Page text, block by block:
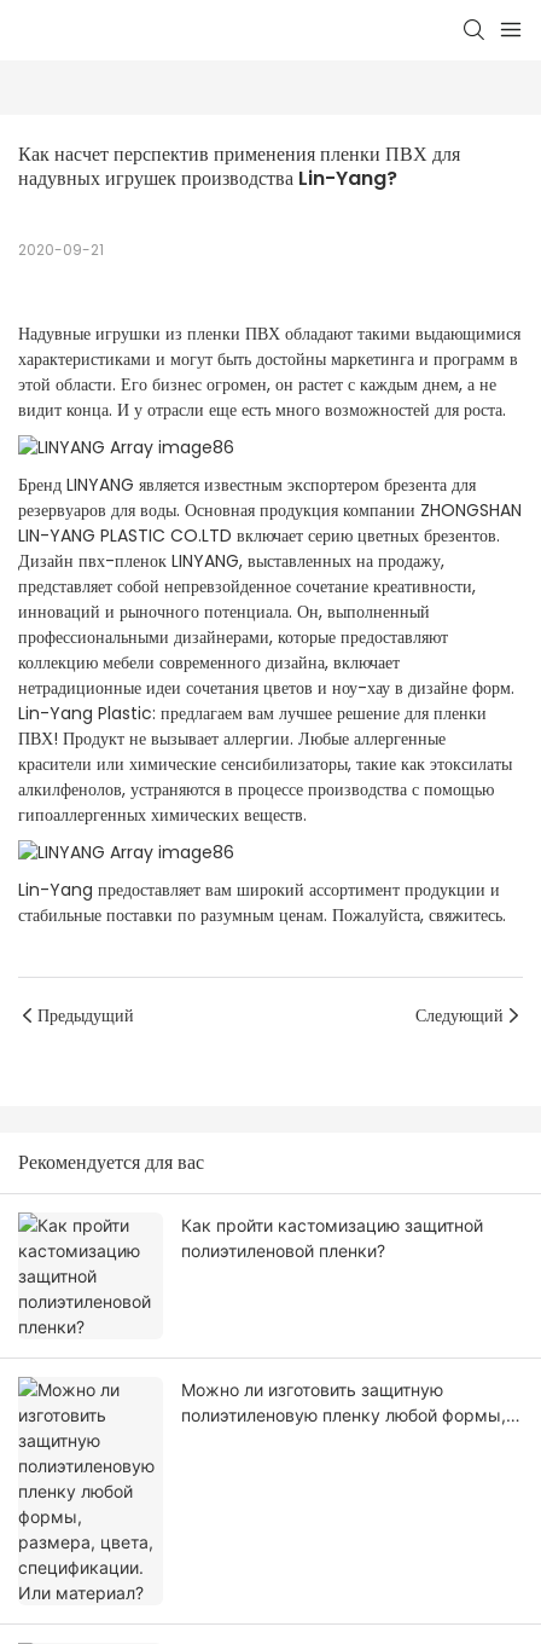
Как насчет перспектив применения пленки ПВХ для
надувных игрушек производства Lin-Yang?
2020-09-21
Надувные игрушки из пленки ПВХ обладают такими выдающимися
характеристиками и могут быть достойны маркетинга и программ в
этой области. Его бизнес огромен, он растет с каждым днем, а не
видит конца. И у отрасли еще есть много возможностей для роста.
Бренд LINYANG является известным экспортером брезента для
резервуаров для воды. Основная продукция компании ZHONGSHAN
LIN-YANG PLASTIC CO.LTD включает серию цветных брезентов.
Дизайн пвх-пленок LINYANG, выставленных на продажу,
представляет собой непревзойденное сочетание креативности,
инноваций и рыночного потенциала. Он, выполненный
профессиональными дизайнерами, которые предоставляют
коллекцию мебели современного дизайна, включает
нетрадиционные идеи сочетания цветов и ноу-хау в дизайне форм.
Lin-Yang Plastic: предлагаем вам лучшее решение для пленки
ПВХ! Продукт не вызывает аллергии. Любые аллергенные
красители или химические сенсибилизаторы, такие как этоксилаты
алкилфенолов, устраняются в процессе производства с помощью
гипоаллергенных химических веществ.
Lin-Yang предоставляет вам широкий ассортимент продукции и
стабильные поставки по разумным ценам. Пожалуйста, свяжитесь.
Предыдущий Следующий
Рекомендуется для вас
Как пройти кастомизацию защитной
полиэтиленовой пленки?
Можно ли изготовить защитную
полиэтиленовую пленку любой формы,